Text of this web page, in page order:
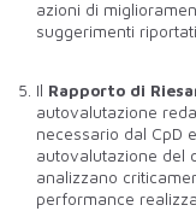
azioni di
suggerimenti
Il Rapporto di
autovalutazione
necessario dal CpD
autovalutazione del
analizzano
performance